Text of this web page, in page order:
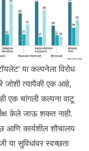
या कल्पनेला विरोध
जोशी त्यापैकी एक आहे,
एक चांगली कल्पना वाटू
केले जाऊ शकत नाही.
आणि कार्यशील शौचालय
या सुविधांवर स्वच्छता